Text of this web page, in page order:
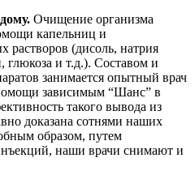
Очищение организма
капельниц и
растворов (дисоль, натрия
глюкоза и т.д.). Составом и
занимается опытный врач
зависимым “Шанс” в
такого вывода из
доказана сотнями наших
образом, путем
наши врачи снимают и